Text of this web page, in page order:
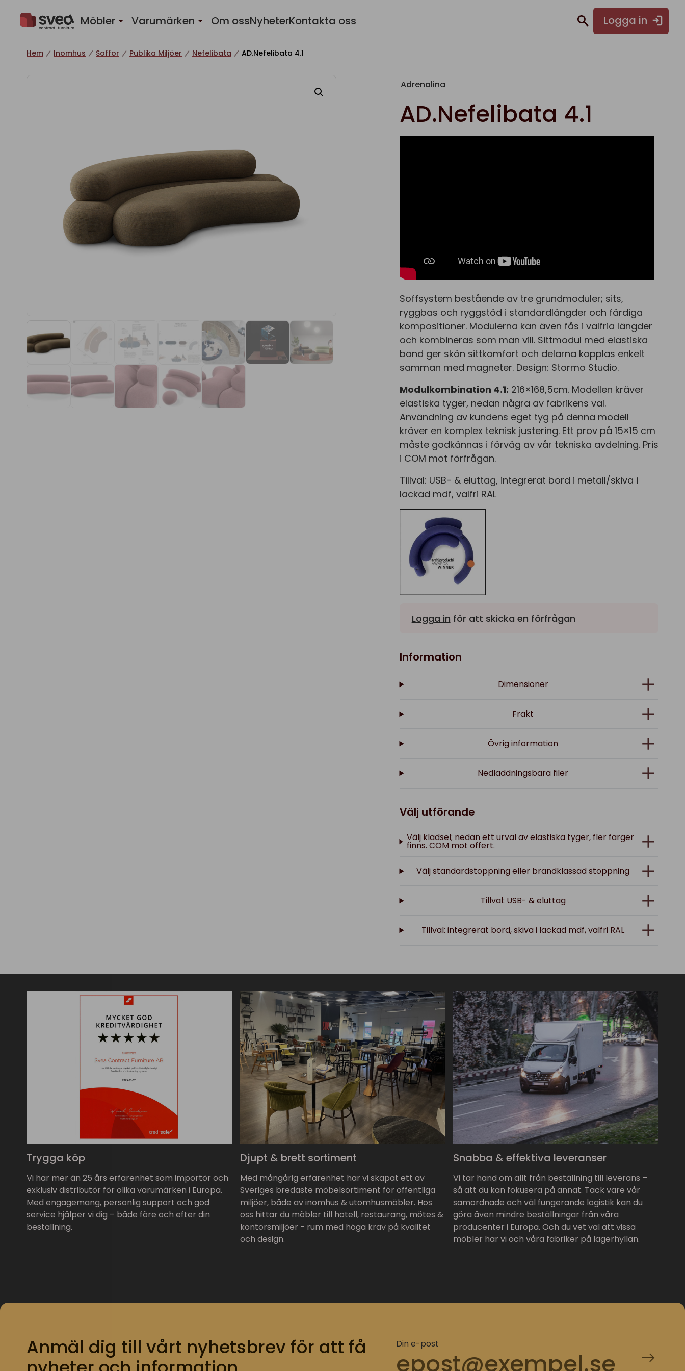
Möbler Varumärken Om ossNyheterKontakta oss Logga in
Hem Inomhus Soffor Publika Miljöer Nefelibata AD.Nefelibata 4.1
Adrenalina
AD.Nefelibata 4.1
Soffsystem bestående av tre grundmoduler; sits,
ryggbas och ryggstöd i standardlängder och färdiga
kompositioner. Modulerna kan även fås i valfria längder
och kombineras som man vill. Sittmodul med elastiska
band ger skön sittkomfort och delarna kopplas enkelt
samman med magneter. Design: Stormo Studio.
Modulkombination 4.1: 216×168,5cm. Modellen kräver
elastiska tyger, nedan några av fabrikens val.
Användning av kundens eget tyg på denna modell
kräver en komplex teknisk justering. Ett prov på 15×15 cm
måste godkännas i förväg av vår tekniska avdelning. Pris
i COM mot förfrågan.
Tillval: USB- & eluttag, integrerat bord i metall/skiva i
lackad mdf, valfri RAL
Logga in för att skicka en förfrågan
Information
Dimensioner
Frakt
Övrig information
Nedladdningsbara filer
Välj utförande
Välj klädsel; nedan ett urval av elastiska tyger, fler färger
finns. COM mot offert.
Välj standardstoppning eller brandklassad stoppning
Tillval: USB- & eluttag
Tillval: integrerat bord, skiva i lackad mdf, valfri RAL
Trygga köp
Vi har mer än 25 års erfarenhet som importör och
exklusiv distributör för olika varumärken i Europa.
Med engagemang, personlig support och god
service hjälper vi dig – både före och efter din
beställning.
Djupt & brett sortiment
Med mångårig erfarenhet har vi skapat ett av
Sveriges bredaste möbelsortiment för offentliga
miljöer, både av inomhus & utomhusmöbler. Hos
oss hittar du möbler till hotell, restaurang, mötes &
kontorsmiljöer - rum med höga krav på kvalitet
och design.
Snabba & effektiva leveranser
Vi tar hand om allt från beställning till leverans –
så att du kan fokusera på annat. Tack vare vår
samordnade och väl fungerande logistik kan du
göra även mindre beställningar från våra
producenter i Europa. Och du vet väl att vissa
möbler har vi och våra fabriker på lagerhyllan.
Anmäl dig till vårt nyhetsbrev för att få
Din e-post